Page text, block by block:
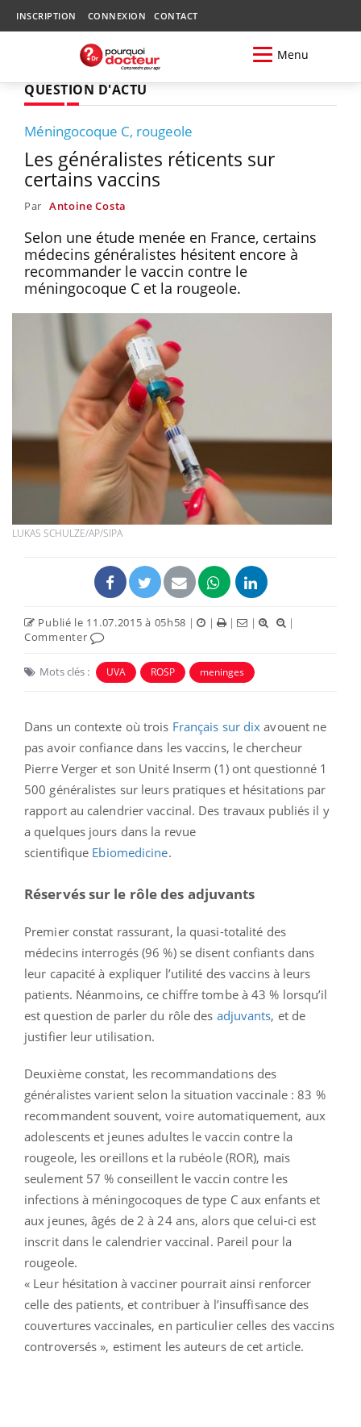
INSCRIPTION CONNEXION CONTACT
Menu
QUESTION D'ACTU
Méningocoque C, rougeole
Les généralistes réticents sur
certains vaccins
Par Antoine Costa
Selon une étude menée en France, certains
médecins généralistes hésitent encore à
recommander le vaccin contre le
méningocoque C et la rougeole.
LUKAS SCHULZE/AP/SIPA
Publié le 11.07.2015 à 05h58 | | | |
|
Commenter
Mots clés : UVA ROSP meninges
Dans un contexte où trois Français sur dix avouent ne
pas avoir confiance dans les vaccins, le chercheur
Pierre Verger et son Unité Inserm (1) ont questionné 1
500 généralistes sur leurs pratiques et hésitations par
rapport au calendrier vaccinal. Des travaux publiés il y
a quelques jours dans la revue
scientifique Ebiomedicine.
Réservés sur le rôle des adjuvants
Premier constat rassurant, la quasi-totalité des
médecins interrogés (96 %) se disent confiants dans
leur capacité à expliquer l’utilité des vaccins à leurs
patients. Néanmoins, ce chiffre tombe à 43 % lorsqu’il
est question de parler du rôle des adjuvants, et de
justifier leur utilisation.
Deuxième constat, les recommandations des
généralistes varient selon la situation vaccinale : 83 %
recommandent souvent, voire automatiquement, aux
adolescents et jeunes adultes le vaccin contre la
rougeole, les oreillons et la rubéole (ROR), mais
seulement 57 % conseillent le vaccin contre les
infections à méningocoques de type C aux enfants et
aux jeunes, âgés de 2 à 24 ans, alors que celui-ci est
inscrit dans le calendrier vaccinal. Pareil pour la
rougeole.
« Leur hésitation à vacciner pourrait ainsi renforcer
celle des patients, et contribuer à l’insuffisance des
couvertures vaccinales, en particulier celles des vaccins
controversés », estiment les auteurs de cet article.